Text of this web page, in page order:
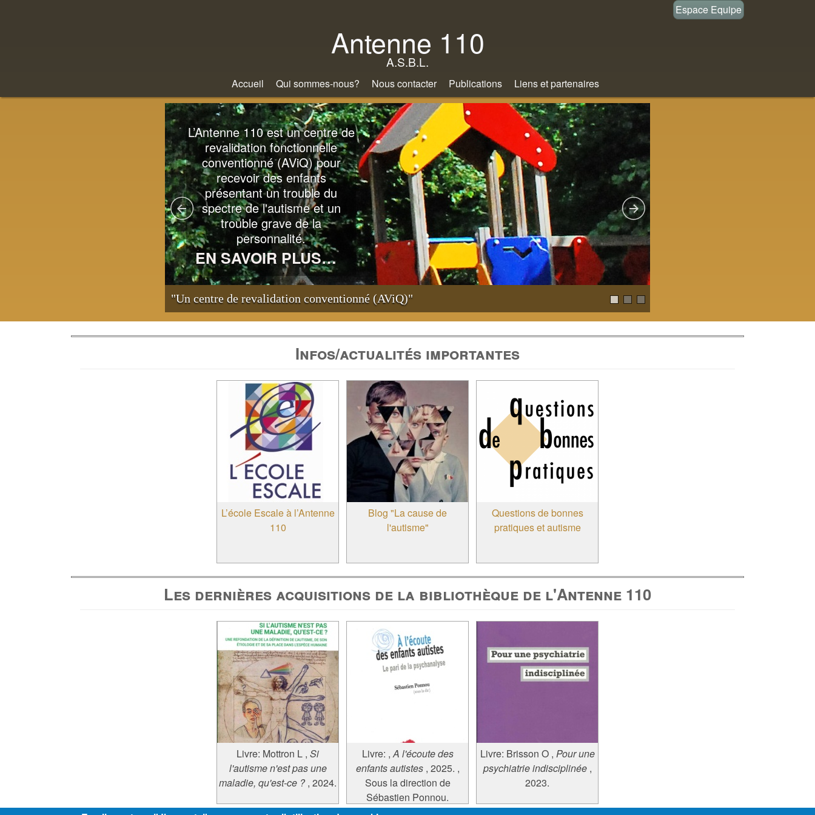
contenu
Espace Equipe
Antenne 110
A.S.B.L.
Accueil Qui sommes-nous? Nous contacter Publications Liens et partenaires
L’Antenne 110 est un centre de
revalidation fonctionnelle
conventionné (AViQ) pour
recevoir des enfants
présentant un trouble du
spectre de l'autisme et un
trouble grave de la
personnalité.
EN SAVOIR PLUS…
"Un centre de revalidation conventionné (AViQ)"
Infos/actualités importantes
L’école Escale à l’Antenne
110
Blog "La cause de
l'autisme"
Questions de bonnes
pratiques et autisme
Les dernières acquisitions de la bibliothèque de l'Antenne 110
Livre: Mottron L , Si
l'autisme n'est pas une
maladie, qu'est-ce ? , 2024.
Livre: ,A l'écoute des
enfants autistes , 2025. ,
Sous la direction de
Sébastien Ponnou.
Livre: Brisson O , Pour une
psychiatrie indisciplinée ,
2023.